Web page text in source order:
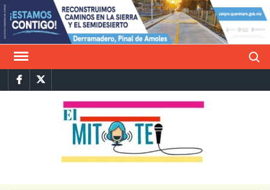
Saltar
al
contenido
FacebookTwitter